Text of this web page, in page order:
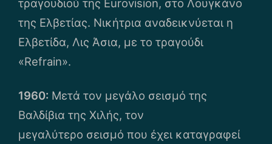
τραγουδιού της Eurovision, στο Λουγκάνο
της Ελβετίας. Νικήτρια αναδεικνύεται η
Ελβετίδα, Λις Άσια, με το τραγούδι
«Refrain».
1960: Μετά τον μεγάλο σεισμό της
Βαλδίβια της Χιλής, τον
μεγαλύτερο σεισμό που έχει καταγραφεί